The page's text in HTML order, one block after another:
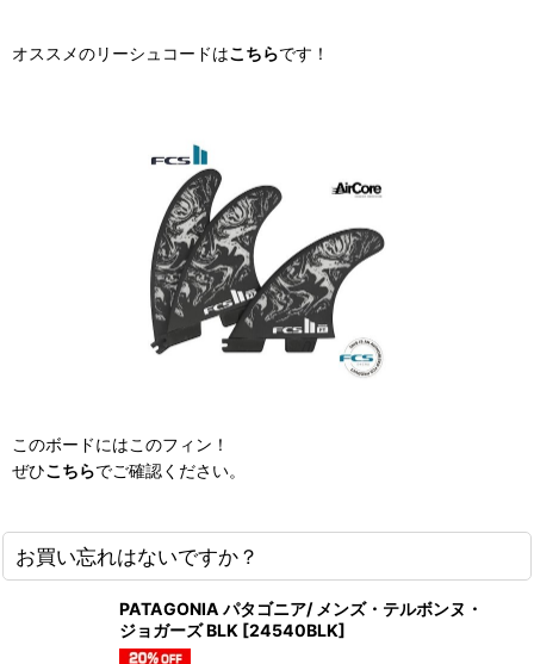
オススメのリーシュコードはこちらです！
このボードにはこのフィン！
ぜひこちらでご確認ください。
お買い忘れはないですか？
PATAGONIA パタゴニア/ メンズ・テルボンヌ・
ジョガーズ BLK [24540BLK]